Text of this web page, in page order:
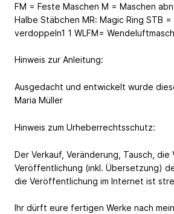
FM = Feste Maschen M = Maschen
Halbe Stäbchen MR: Magic Ring STB =
verdoppeln1 1 WLFM=
Hinweis zur Anleitung:
Ausgedacht und entwickelt wurde
Maria Müller
Hinweis zum Urheberrechtsschutz:
Der Verkauf, Veränderung, Tausch,
Veröffentlichung (inkl. Übersetzung)
die Veröffentlichung im Internet ist
Ihr dürft eure fertigen Werke nach